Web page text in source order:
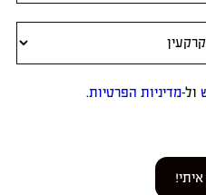
ול-מדיניות הפרטיות.